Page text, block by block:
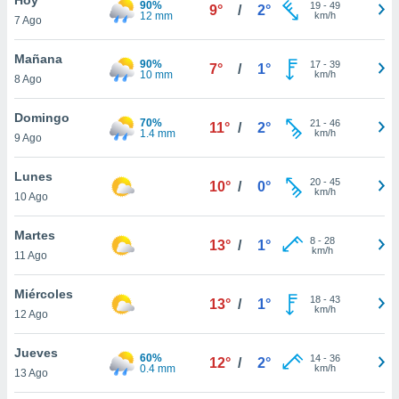
y
en
más
de
7 Ago
90%
12 mm
9° / 2° 19- 49
km/h
Mañana
8 Ago
90%
10 mm
7° / 1° 17- 39
km/h
Domingo
9 Ago
70%
1.4 mm
11° / 2° 21 - 46
km/h
Lunes
10 Ago
10° / 0° 20- 45
km/h
Martes
11 Ago
13° / 1° 8- 28
km/h
Miércoles
12 Ago
13° / 1° 18- 43
km/h
Jueves
13 Ago
60%
0.4 mm
12° / 2° 14- 36
km/h